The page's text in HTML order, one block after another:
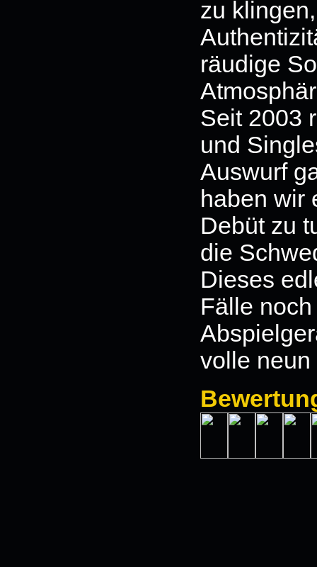
zu
räudige
Seit 2003
und
Auswurf
haben wir
Debüt zu
die
Dieses
Fälle
volle neun